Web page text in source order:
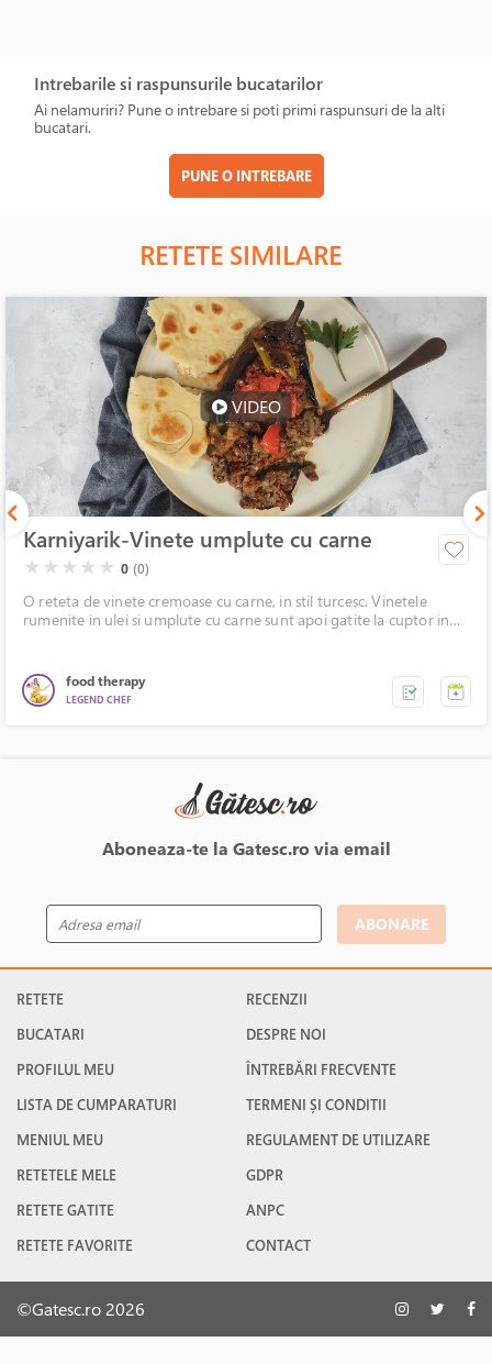
Intrebarile si raspunsurile bucatarilor
Ai nelamuriri? Pune o intrebare si poti primi raspunsuri de la alti
bucatari.
PUNE O INTREBARE
RETETE SIMILARE
VIDEO
Karniyarik-Vinete umplute cu carne
( )
★ ( )
★ ( )
★ ( )
★ ( )
★ 0 (0)
O reteta de vinete cremoase cu carne, in stil turcesc. Vinetele
rumenite in ulei si umplute cu carne sunt apoi gatite la cuptor in
food therapy
LEGEND CHEF
Aboneaza-te la Gatesc.ro via email
ABONARE
RETETE
BUCATARI
PROFILUL MEU
LISTA DE CUMPARATURI
MENIUL MEU
RETETELE MELE
RETETE GATITE
RETETE FAVORITE
RECENZII
DESPRE NOI
ÎNTREBĂRI FRECVENTE
TERMENI ȘI CONDITII
REGULAMENT DE UTILIZARE
GDPR
ANPC
CONTACT
©Gatesc.ro 2026